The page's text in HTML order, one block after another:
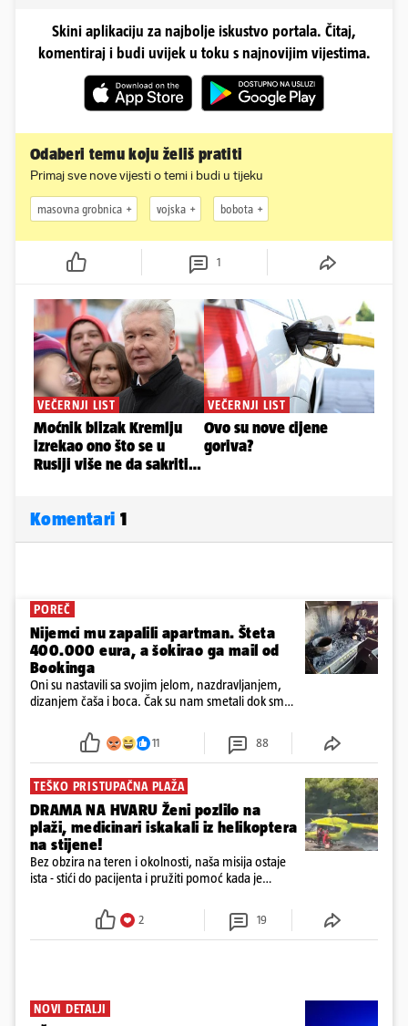
Skini aplikaciju za najbolje iskustvo portala. Čitaj,
komentiraj i budi uvijek u toku s najnovijim vijestima.
Odaberi temu koju želiš pratiti
Primaj sve nove vijesti o temi i budi u tijeku
masovna grobnica vojska bobota
1
Komentari 1
POREČ
Nijemci mu zapalili apartman. Šteta
400.000 eura, a šokirao ga mail od
Bookinga
Oni su nastavili sa svojim jelom, nazdravljanjem,
dizanjem čaša i boca. Čak su nam smetali dok smo
požar, rekao je vlasnik
11 88
TEŠKO PRISTUPAČNA PLAŽA
DRAMA NA HVARU Ženi pozlilo na
plaži, medicinari iskakali iz helikoptera
na stijene!
Bez obzira na teren i okolnosti, naša misija ostaje
ista - stići do pacijenta i pružiti pomoć kada je
2 19
NOVI DETALJI